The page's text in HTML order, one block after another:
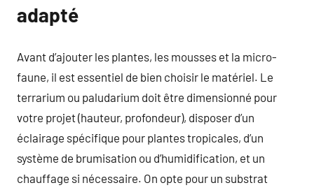
adapté
Avant d’ajouter les plantes, les mousses et la micro-
faune, il est essentiel de bien choisir le matériel. Le
terrarium ou paludarium doit être dimensionné pour
votre projet (hauteur, profondeur), disposer d’un
éclairage spécifique pour plantes tropicales, d’un
système de brumisation ou d’humidification, et un
chauffage si nécessaire. On opte pour un substrat